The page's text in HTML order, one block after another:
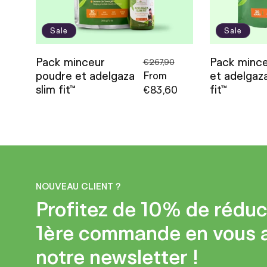
i
o
n
Sale
Pack minceur
poudre et adelgaza
slim fit™
Regular
price
€267,90
From
€83,60
Sale
Pack
et
fit™
NOUVEAU CLIENT ?
Profitez de 10% de
1ère commande en vous
notre newsletter !